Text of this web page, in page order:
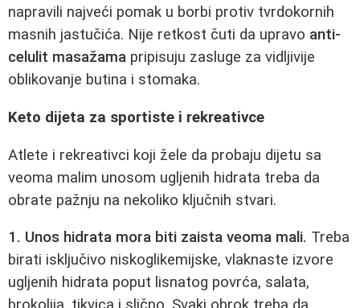
napravili najveći pomak u borbi protiv tvrdokornih
masnih jastučića. Nije retkost čuti da upravo anti-
celulit masažama pripisuju zasluge za vidljivije
oblikovanje butina i stomaka.
Keto dijeta za sportiste i rekreativce
Atlete i rekreativci koji žele da probaju dijetu sa
veoma malim unosom ugljenih hidrata treba da
obrate pažnju na nekoliko ključnih stvari.
1. Unos hidrata mora biti zaista veoma mali. Treba
birati isključivo niskoglikemijske, vlaknaste izvore
ugljenih hidrata poput lisnatog povrća, salata,